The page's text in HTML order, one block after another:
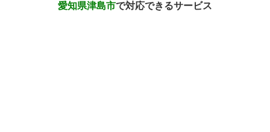
愛知県津島市で対応できるサービス